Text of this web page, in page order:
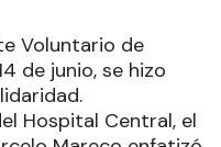
Voluntario de
de junio, se hizo
Hospital Central, el